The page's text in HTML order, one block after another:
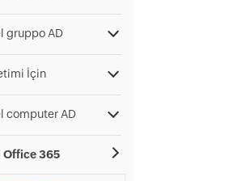
gruppo AD
İçin
computer AD
Office 365